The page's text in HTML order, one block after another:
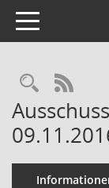
Toggle navigation